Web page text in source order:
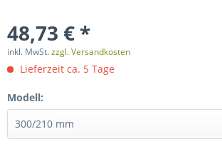
48,73 € *
inkl. MwSt.zzgl. Versandkosten
Lieferzeit ca. 5 Tage
Modell: